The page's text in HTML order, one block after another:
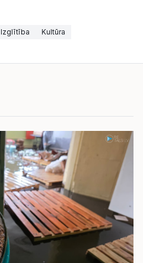
Izglītība Kultūra